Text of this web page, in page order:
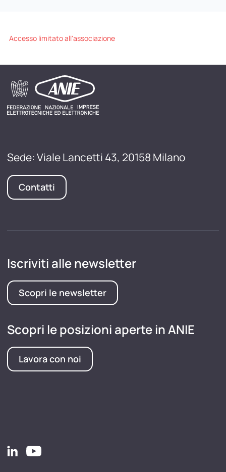
Accesso limitato all'associazione
Sede: Viale Lancetti 43, 20158 Milano
Contatti
Iscriviti alle newsletter
Scopri le newsletter
Scopri le posizioni aperte in ANIE
Lavora con noi